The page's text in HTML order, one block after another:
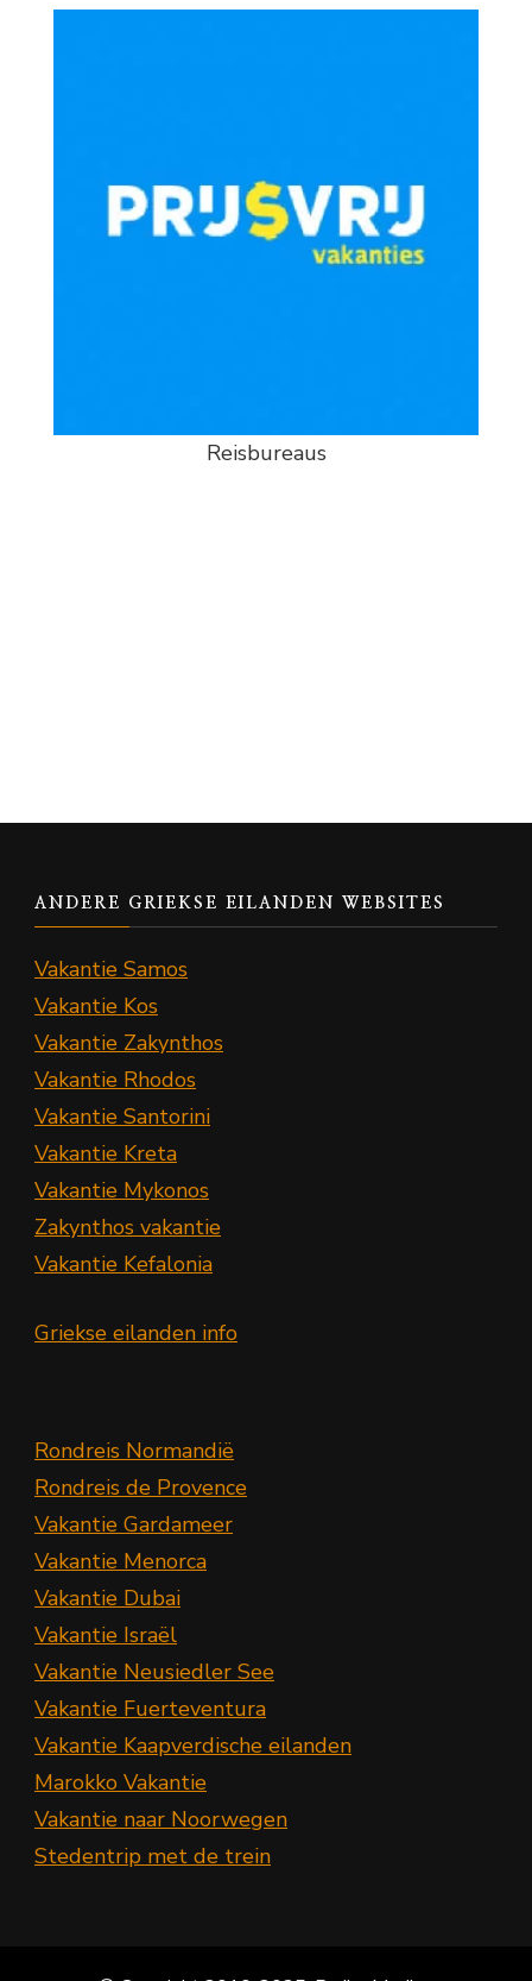
Reisbureaus
ANDERE GRIEKSE EILANDEN WEBSITES
Vakantie Samos
Vakantie Kos
Vakantie Zakynthos
Vakantie Rhodos
Vakantie Santorini
Vakantie Kreta
Vakantie Mykonos
Zakynthos vakantie
Vakantie Kefalonia
Griekse eilanden info
Rondreis Normandië
Rondreis de Provence
Vakantie Gardameer
Vakantie Menorca
Vakantie Dubai
Vakantie Israël
Vakantie Neusiedler See
Vakantie Fuerteventura
Vakantie Kaapverdische eilanden
Marokko Vakantie
Vakantie naar Noorwegen
Stedentrip met de trein